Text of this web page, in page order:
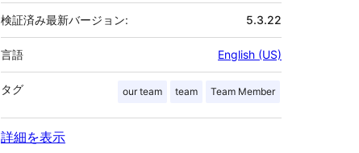
検証済み最新バージョン: 5.3.22
言語 English (US)
タグ our team team Team Member
詳細を表示